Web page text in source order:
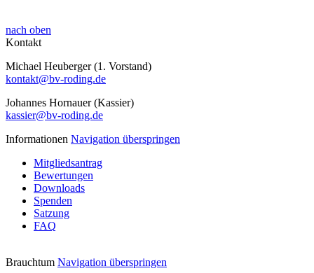
nach oben
Kontakt
Michael Heuberger (1. Vorstand)
kontakt@bv-roding.de
Johannes Hornauer (Kassier)
kassier@bv-roding.de
Informationen Navigation überspringen
Mitgliedsantrag
Bewertungen
Downloads
Spenden
Satzung
FAQ
Brauchtum Navigation überspringen